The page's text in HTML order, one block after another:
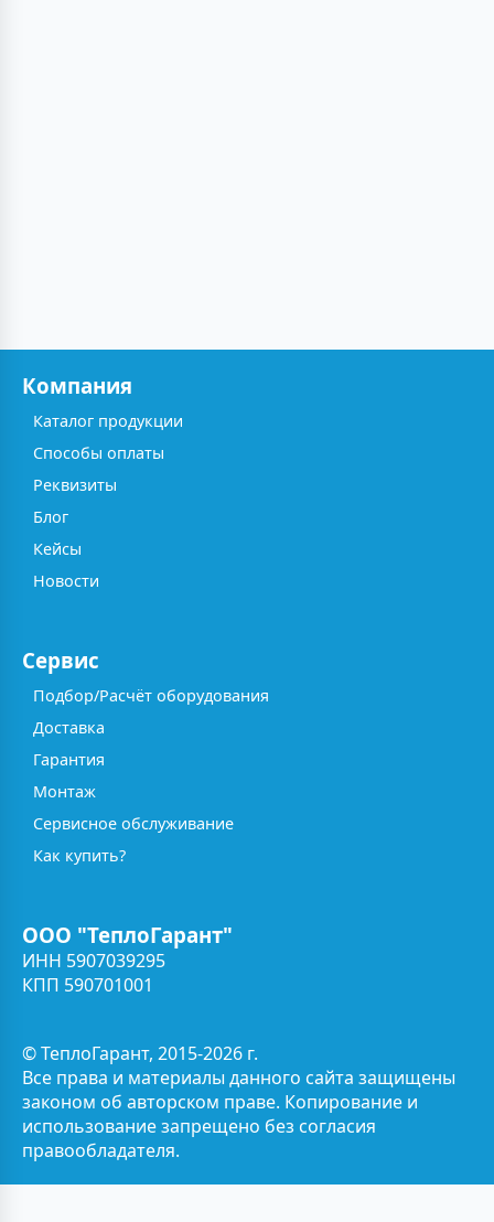
Компания
Каталог продукции
Способы оплаты
Реквизиты
Блог
Кейсы
Новости
Сервис
Подбор/Расчёт оборудования
Доставка
Гарантия
Монтаж
Сервисное обслуживание
Как купить?
ООО "ТеплоГарант"
ИНН 5907039295
КПП 590701001
© ТеплоГарант, 2015-2026 г.
Все права и материалы данного сайта защищены
законом об авторском праве. Копирование и
использование запрещено без согласия
правообладателя.